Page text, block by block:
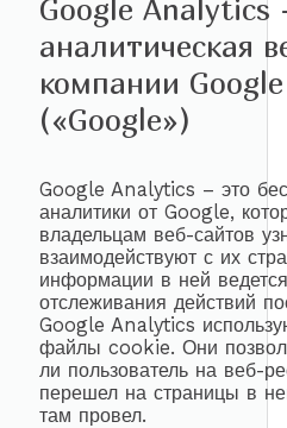
Google
аналитическая
компании
(«Google»)
Google Analytics – это
аналитики от Google,
владельцам веб-сайтов
взаимодействуют с их
информации в ней
отслеживания действий
Google Analytics
файлы cookie. Они
ли пользователь на веб-
перешел на страницы в
там провел.